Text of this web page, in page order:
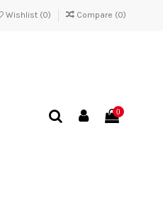
Wishlist (0) Compare (0)
0